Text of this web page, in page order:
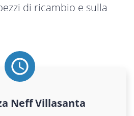
di ricambio e sulla
NeffVillasanta